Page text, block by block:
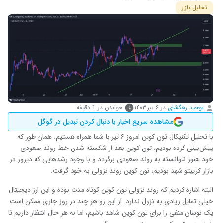
تحلیل بازار
توحید رهگشای در ۶ تیر ۱۴۰۳ خواندن در 1 دقیقه
مشاهده سریع اخبار با دنبال کردن تبدیل در گوگل
با تحلیل تکنیکال تون کوین امروز ۶ تیر با شما همراه هستیم. همان طور که
پیش‌بینی کرده بودیم، تون کوین بعد از شکسته شدن خط روند صعودی
خود هنوز نتوانسته به روند صعودی برگردد و با وجود رشد‌هایی که دیروز در
بازار کریپتو شهد بودیم، تون کوین روند نزولی به خود گرفت.
البته اشاره کردیم که روند نزولی تون کوین کوتاه مدت بوده و این ارز دیجیتال
خیلی تمایل زیادی به نزول ندارد. از این رو هر چند در روز جاری ممکن است
یک نوسان منفی را برای تون کوین شاهد باشیم، اما به هر حال انتظار داریم تا